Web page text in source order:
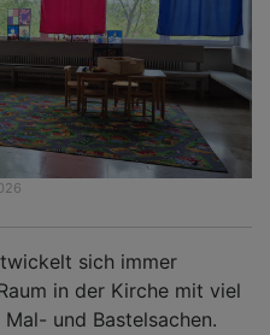
sich immer
in der Kirche mit viel
und Bastelsachen.